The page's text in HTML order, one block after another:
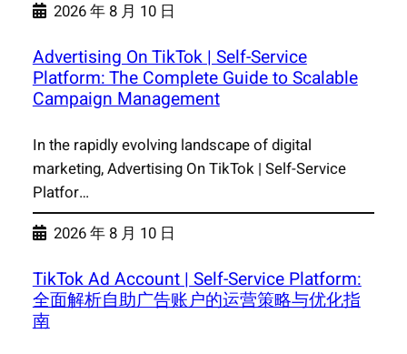
2026 年 8 月 10 日
Advertising On TikTok | Self-Service
Platform: The Complete Guide to Scalable
Campaign Management
In the rapidly evolving landscape of digital
marketing, Advertising On TikTok | Self-Service
Platfor…
2026 年 8 月 10 日
TikTok Ad Account | Self-Service Platform:
全面解析自助广告账户的运营策略与优化指
南